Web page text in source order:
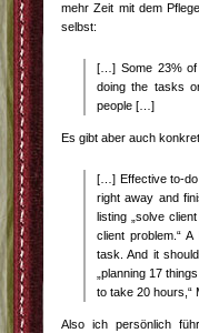
mehr Zeit mit dem
selbst:
[…] Some 23% of
doing the tasks
people […]
Es gibt aber auch
[…] Effective to-
right away and
listing „solve
client problem.“
task. And it
„planning 17
to take 20
Also ich persönlich